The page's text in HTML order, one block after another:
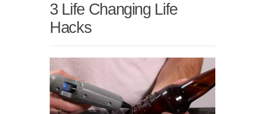
3 Life Changing Life
Hacks